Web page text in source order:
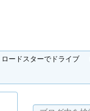
ロードスターでドライブ